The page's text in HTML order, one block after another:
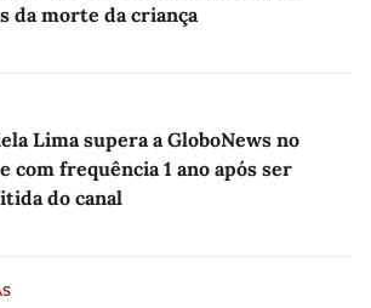
da morte da criança
Lima supera a GloboNews no
com frequência 1 ano após ser
do canal